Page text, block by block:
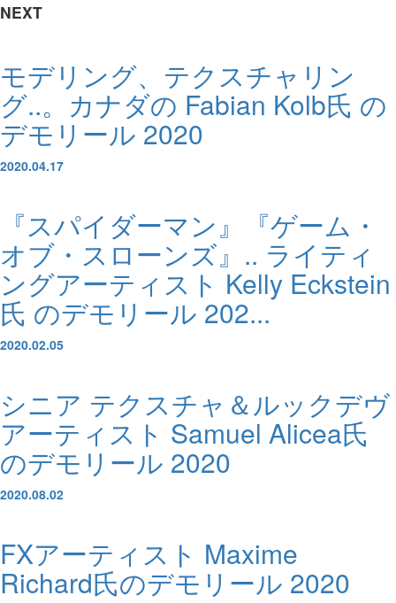
NEXT
モデリング、テクスチャリン
グ..。カナダの Fabian Kolb氏 の
デモリール 2020
2020.04.17
『スパイダーマン』『ゲーム・
オブ・スローンズ』.. ライティ
ングアーティスト Kelly Eckstein
氏 のデモリール 202...
2020.02.05
シニア テクスチャ＆ルックデヴ
アーティスト Samuel Alicea氏
のデモリール 2020
2020.08.02
FXアーティスト Maxime
Richard氏のデモリール 2020